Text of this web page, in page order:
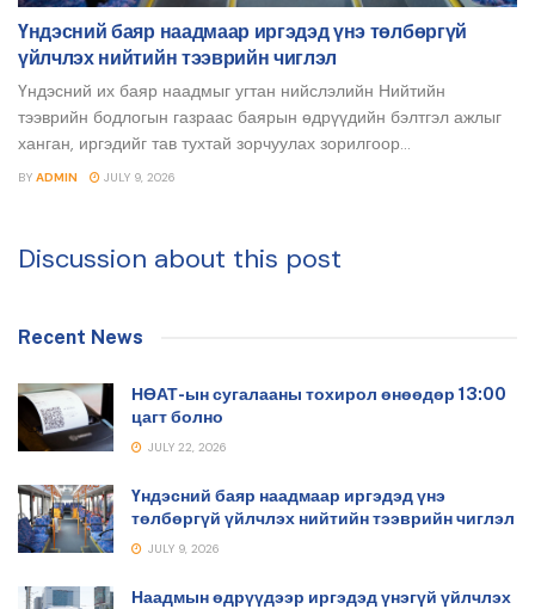
Үндэсний баяр наадмаар иргэдэд үнэ төлбөргүй
үйлчлэх нийтийн тээврийн чиглэл
Үндэсний их баяр наадмыг угтан нийслэлийн Нийтийн
тээврийн бодлогын газраас баярын өдрүүдийн бэлтгэл ажлыг
ханган, иргэдийг тав тухтай зорчуулах зорилгоор...
BY ADMIN JULY 9, 2026
Discussion about this post
Recent News
НӨАТ-ын сугалааны тохирол өнөөдөр 13:00
цагт болно
JULY 22, 2026
Үндэсний баяр наадмаар иргэдэд үнэ
төлбөргүй үйлчлэх нийтийн тээврийн чиглэл
JULY 9, 2026
Наадмын өдрүүдээр иргэдэд үнэгүй үйлчлэх